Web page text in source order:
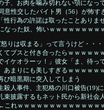
子、お肉を噛み切れない顎になっ
同意性交したバイト男（56）が怖
性行為の許諾は取ったことありま
なった奴、怖いｗｗｗｗｗｗｗｗ
りは収まる」って言うけど・・・
てブスと付き合ったらｗｗｗｗｗ
イケオラーッ！」彼女「ま、待っ
あまりにも美しすぎるｗｗｗｗｗ
び暗黒期に突入してしまう
殺人事件、主犯格の川口被告(19)
束披露するもネット民から新社会
れｗｗｗｗｗｗｗｗｗｗｗｗｗ